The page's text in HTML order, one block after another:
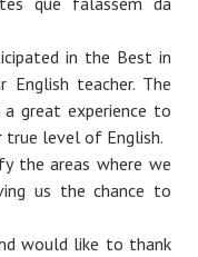
in the Best in
teacher. The
great experience to
true level of English.
the areas where we
us the chance to
would like to thank